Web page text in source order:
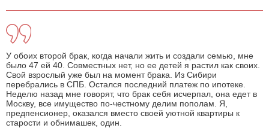
У обоих второй брак, когда начали жить и создали семью, мне
было 47 ей 40. Совместных нет, но ее детей я растил как своих.
Свой взрослый уже был на момент брака. Из Сибири
перебрались в СПБ. Остался последний платеж по ипотеке.
Неделю назад мне говорят, что брак себя исчерпал, она едет в
Москву, все имущество по-честному делим пополам. Я,
предпенсионер, оказался вместо своей уютной квартиры к
старости и обнимашек, один.